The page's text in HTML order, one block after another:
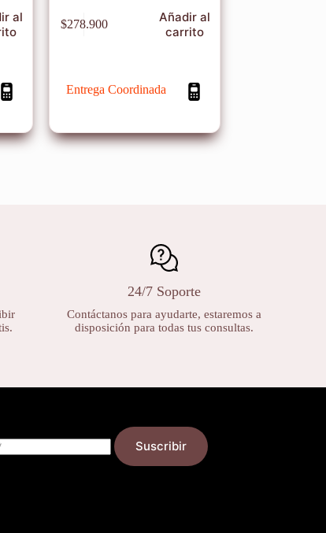
al
$278.900
Añadir al
carrito
Entrega Coordinada
24/7 Soporte
Contáctanos para ayudarte, estaremos a
disposición para todas tus consultas.
Suscribir